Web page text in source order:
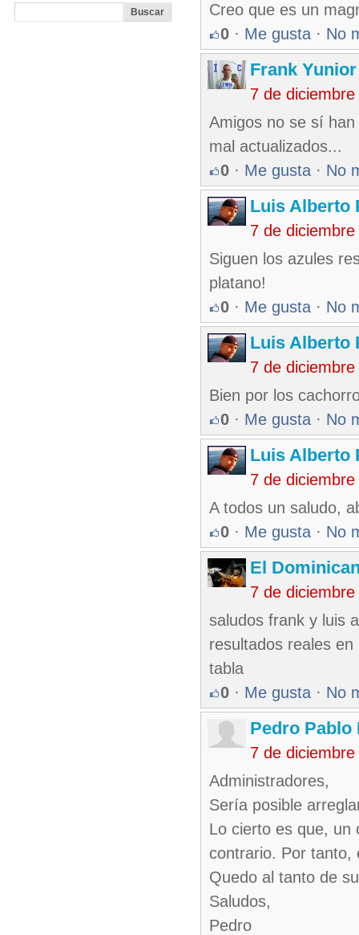
Creo que es un
0 · Me gusta · No
Frank
7 de
Amigos no se sí
mal actualizados...
0 · Me gusta · No
Luis Alberto
7 de
Siguen los azules
platano!
0 · Me gusta · No
Luis Alberto
7 de
Bien por los
0 · Me gusta · No
Luis Alberto
7 de
A todos un saludo,
0 · Me gusta · No
El
7 de
saludos frank y luis
resultados reales
tabla
0 · Me gusta · No
Pedro Pablo
7 de
Administradores,
Sería posible
Lo cierto es que, un
contrario. Por tanto,
Quedo al tanto de
Saludos,
Pedro